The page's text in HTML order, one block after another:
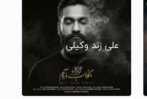
علی زند وکیلی